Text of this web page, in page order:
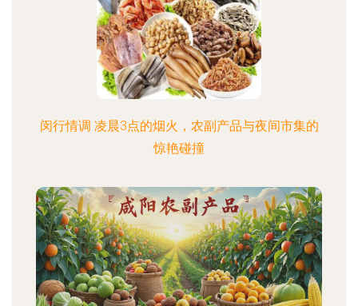
闵行情调 凌晨3点的烟火，农副产品与夜间市集的
惊艳碰撞